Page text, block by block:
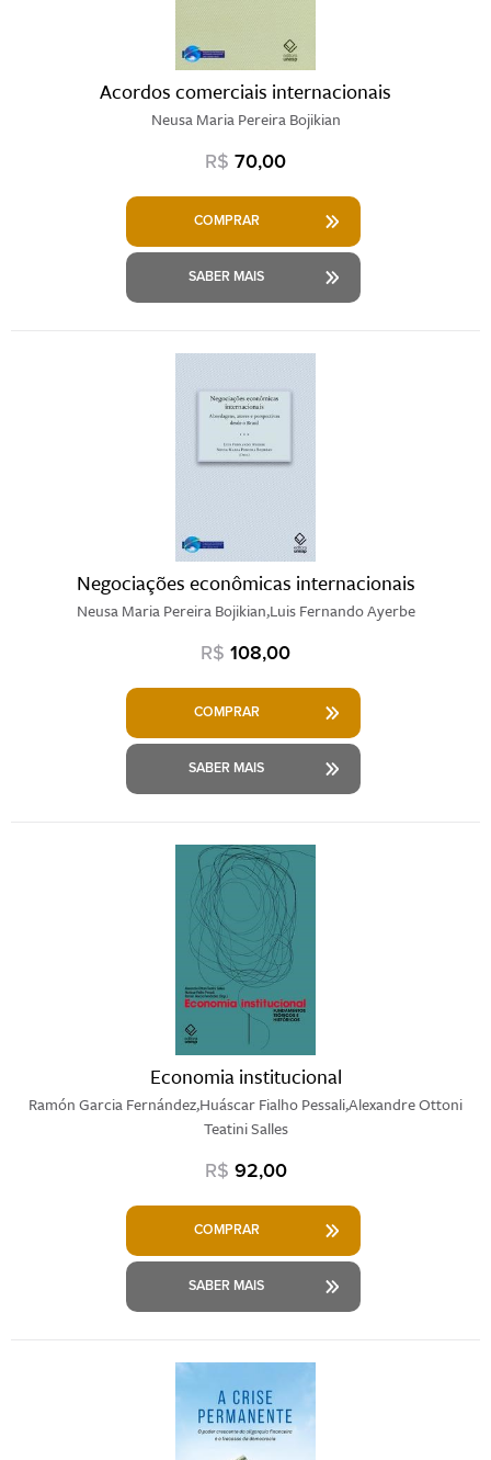
Acordos comerciais internacionais
Neusa Maria Pereira Bojikian
R$ 70,00
COMPRAR
SABER MAIS
Negociações econômicas internacionais
Neusa Maria Pereira Bojikian,Luis Fernando Ayerbe
R$ 108,00
COMPRAR
SABER MAIS
Economia institucional
Ramón Garcia Fernández,Huáscar Fialho Pessali,Alexandre Ottoni
Teatini Salles
R$ 92,00
COMPRAR
SABER MAIS